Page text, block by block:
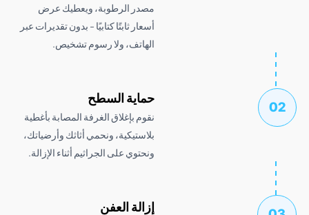
مصدر الرطوبة، ويعطيك عرض
أسعار ثابتًا كتابيًا - بدون تقديرات عبر
الهاتف، ولا رسوم تشخيص.
حماية السطح
نقوم بإغلاق الغرفة المصابة بأغطية
بلاستيكية، ونحمي أثاثك وأرضياتك،
ونحتوي على الجراثيم أثناء الإزالة.
إزالة العفن